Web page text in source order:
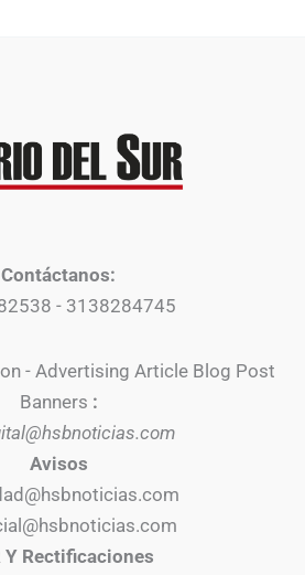
Contáctanos:
- 3138284745
- Advertising Article Blog Post
Banners :
Avisos
Y Rectificaciones